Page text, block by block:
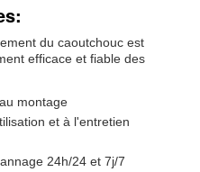
du caoutchouc est
efficace et fiable des
montage
et à l'entretien
24h/24 et 7j/7